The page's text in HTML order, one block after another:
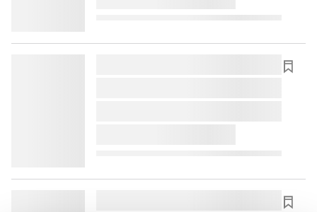
lorem ipsum dolor sit amet ...
lorem ipsum dolor sit amet ...